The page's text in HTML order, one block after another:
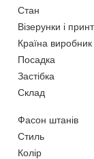
Стан
Візерунки і
Країна виробник
Посадка
Застібка
Склад
Фасон штанів
Стиль
Колір